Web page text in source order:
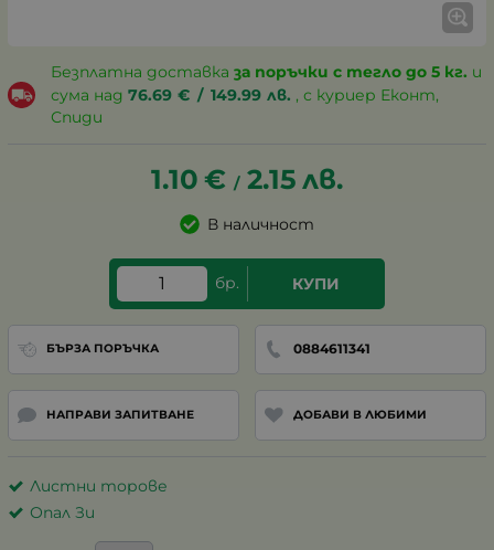
Безплатна доставка за поръчки с тегло до 5 кг. и
сума над 76.69 € / 149.99 лв. , с куриер Еконт,
Спиди
1.10 € / 2.15 лв.
В наличност
бр. КУПИ
БЪРЗА ПОРЪЧКА 0884611341
НАПРАВИ ЗАПИТВАНЕ ДОБАВИ В ЛЮБИМИ
Листни торове
Опал Зи